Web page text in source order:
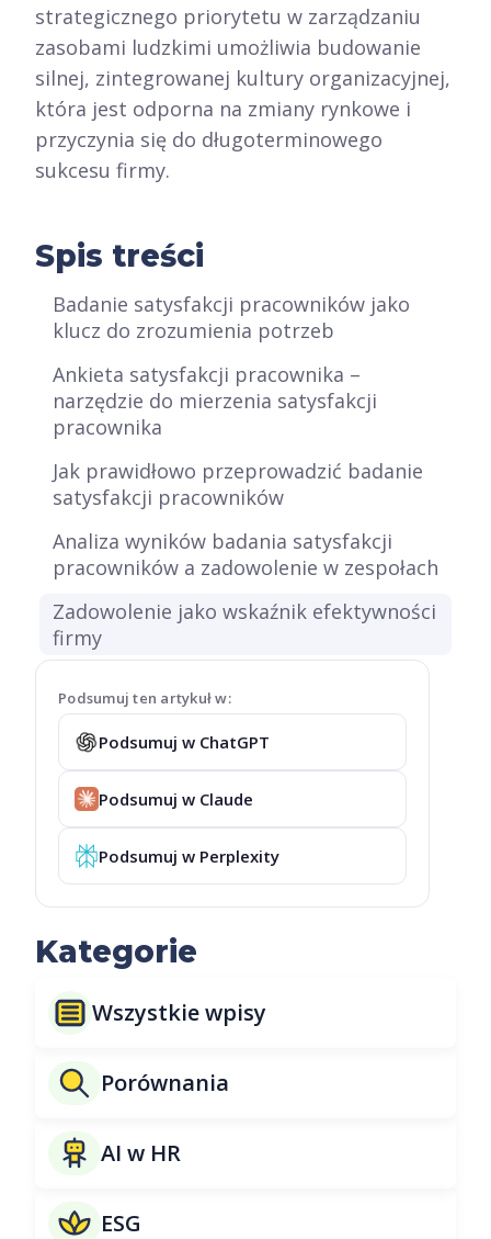
strategicznego priorytetu w zarządzaniu
zasobami ludzkimi umożliwia budowanie
silnej, zintegrowanej kultury organizacyjnej,
która jest odporna na zmiany rynkowe i
przyczynia się do długoterminowego
sukcesu firmy.
Podsumuj ten artykuł w:
Podsumuj w ChatGPT
Podsumuj w Claude
Podsumuj w Perplexity
Kategorie
Wszystkie wpisy
Porównania
AI w HR
ESG
Spis treści
Badanie satysfakcji pracowników jako
klucz do zrozumienia potrzeb
Ankieta satysfakcji pracownika –
narzędzie do mierzenia satysfakcji
pracownika
Jak prawidłowo przeprowadzić badanie
satysfakcji pracowników
Analiza wyników badania satysfakcji
pracowników a zadowolenie w zespołach
Zadowolenie jako wskaźnik efektywności
firmy